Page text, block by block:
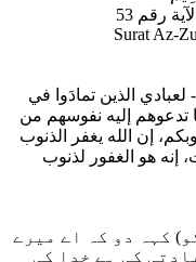
Surat Az-
الذين تمادَوا في
تدعوهم إليه نفوسهم من
إن الله يغفر الذنوب
إنه هو الغفور لذنوب
کہہ دو کہ اے میرے
کی ہے خدا کی